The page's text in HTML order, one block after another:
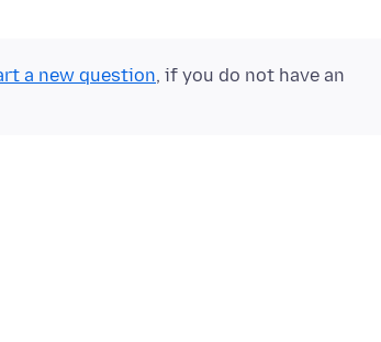
a new question, if you do not have an